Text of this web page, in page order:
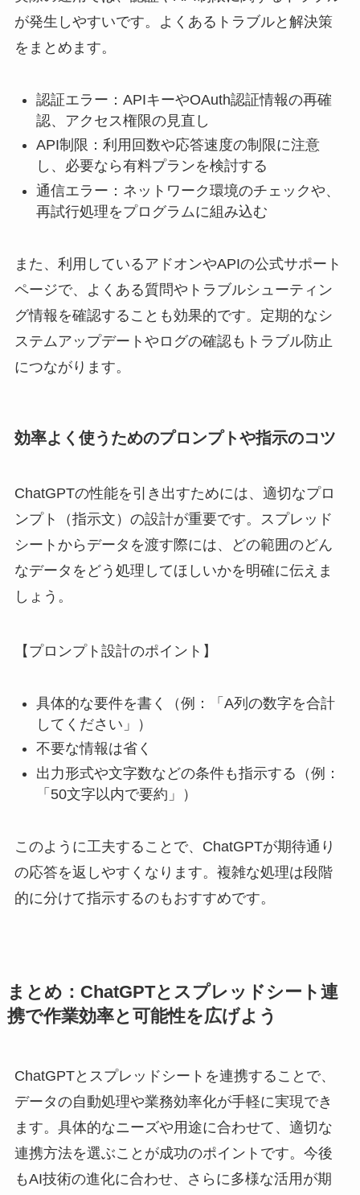
が発生しやすいです。よくあるトラブルと解決策
をまとめます。
認証エラー：APIキーやOAuth認証情報の再確
認、アクセス権限の見直し
API制限：利用回数や応答速度の制限に注意
し、必要なら有料プランを検討する
通信エラー：ネットワーク環境のチェックや、
再試行処理をプログラムに組み込む
また、利用しているアドオンやAPIの公式サポート
ページで、よくある質問やトラブルシューティン
グ情報を確認することも効果的です。定期的なシ
ステムアップデートやログの確認もトラブル防止
につながります。
効率よく使うためのプロンプトや指示のコツ
ChatGPTの性能を引き出すためには、適切なプロ
ンプト（指示文）の設計が重要です。スプレッド
シートからデータを渡す際には、どの範囲のどん
なデータをどう処理してほしいかを明確に伝えま
しょう。
【プロンプト設計のポイント】
具体的な要件を書く（例：「A列の数字を合計
してください」）
不要な情報は省く
出力形式や文字数などの条件も指示する（例：
「50文字以内で要約」）
このように工夫することで、ChatGPTが期待通り
の応答を返しやすくなります。複雑な処理は段階
的に分けて指示するのもおすすめです。
まとめ：ChatGPTとスプレッドシート連
携で作業効率と可能性を広げよう
ChatGPTとスプレッドシートを連携することで、
データの自動処理や業務効率化が手軽に実現でき
ます。具体的なニーズや用途に合わせて、適切な
連携方法を選ぶことが成功のポイントです。今後
もAI技術の進化に合わせ、さらに多様な活用が期